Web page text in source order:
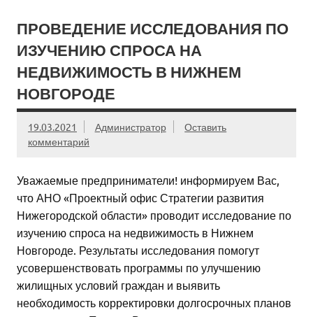
ПРОВЕДЕНИЕ ИССЛЕДОВАНИЯ ПО
ИЗУЧЕНИЮ СПРОСА НА
НЕДВИЖИМОСТЬ В НИЖНЕМ
НОВГОРОДЕ
19.03.2021 Администратор
Оставить
комментарий
Уважаемые предприниматели! информируем Вас,
что АНО «Проектный офис Стратегии развития
Нижегородской области» проводит исследование по
изучению спроса на недвижимость в Нижнем
Новгороде. Результаты исследования помогут
усовершенствовать программы по улучшению
жилищных условий граждан и выявить
необходимость корректировки долгосрочных планов